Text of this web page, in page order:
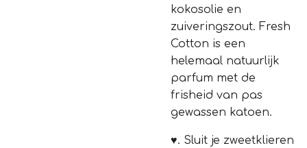
kokosolie en
zuiveringszout. Fresh
Cotton is een
helemaal natuurlijk
parfum met de
frisheid van pas
gewassen katoen.
♥. Sluit je zweetklieren